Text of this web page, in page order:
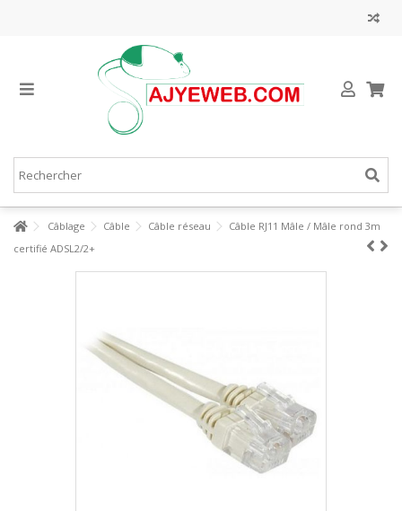
Câblage Câble Câble réseau
Câble RJ11 Mâle / Mâle rond 3m
certifié ADSL2/2+